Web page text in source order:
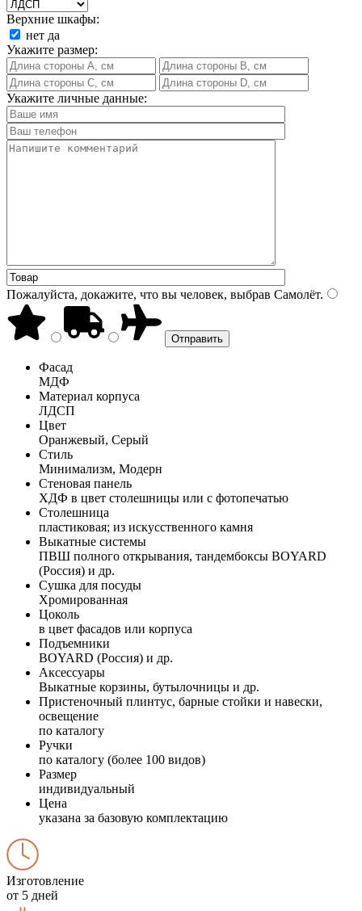
Верхние шкафы:
нет да
Укажите размер:
Укажите личные данные:
Пожалуйста, докажите, что вы человек, выбрав Самолёт.
Фасад
МДФ
Материал корпуса
ЛДСП
Цвет
Оранжевый, Серый
Стиль
Минимализм, Модерн
Стеновая панель
ХДФ в цвет столешницы или с фотопечатью
Столешница
пластиковая; из искусственного камня
Выкатные системы
ПВШ полного открывания, тандембоксы BOYARD
(Россия) и др.
Сушка для посуды
Хромированная
Цоколь
в цвет фасадов или корпуса
Подъемники
BOYARD (Россия) и др.
Аксессуары
Выкатные корзины, бутылочницы и др.
Пристеночный плинтус, барные стойки и навески,
освещение
по каталогу
Ручки
по каталогу (более 100 видов)
Размер
индивидуальный
Цена
указана за базовую комплектацию
Изготовление
от 5 дней